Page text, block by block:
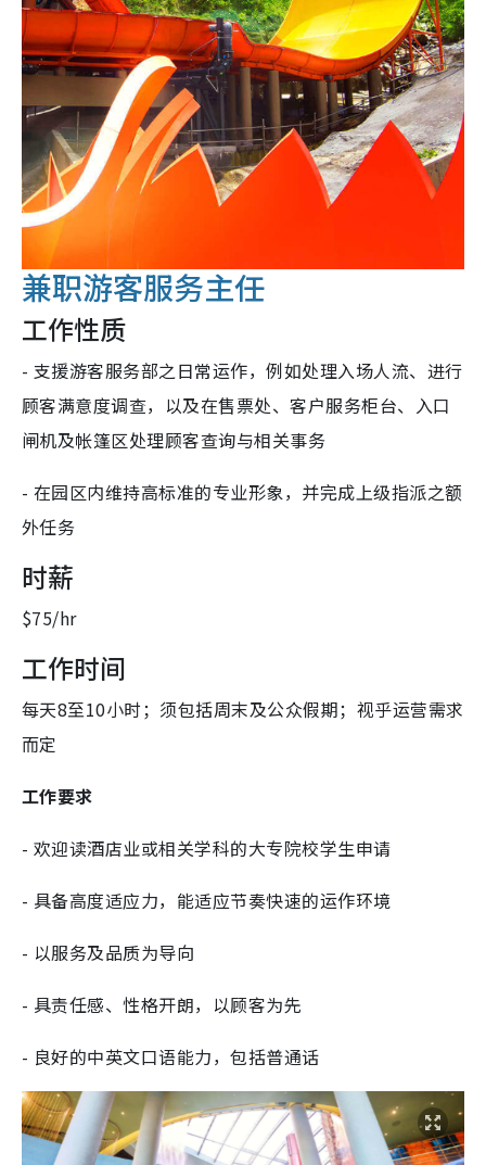
兼职游客服务主任
工作性质
- 支援游客服务部之日常运作，例如处理入场人流、进行
顾客满意度调查，以及在售票处、客户服务柜台、入口
闸机及帐篷区处理顾客查询与相关事务
- 在园区内维持高标准的专业形象，并完成上级指派之额
外任务
时薪
$75/hr
工作时间
每天8至10小时；须包括周末及公众假期；视乎运营需求
而定
工作要求
- 欢迎读酒店业或相关学科的大专院校学生申请
- 具备高度适应力，能适应节奏快速的运作环境
- 以服务及品质为导向
- 具责任感、性格开朗，以顾客为先
- 良好的中英文口语能力，包括普通话